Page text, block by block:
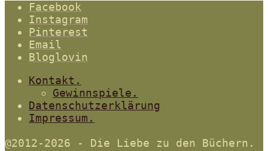
Facebook
Instagram
Pinterest
Email
Bloglovin
Kontakt.
Gewinnspiele.
Datenschutzerklärung
Impressum.
@2012-2026 - Die Liebe zu den Büchern.